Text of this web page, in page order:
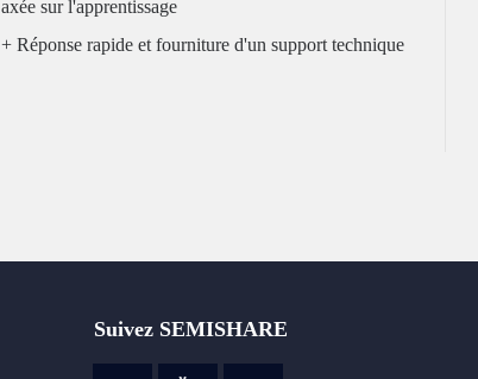
axée sur l'apprentissage
+ Réponse rapide et fourniture d'un support technique
Suivez SEMISHARE